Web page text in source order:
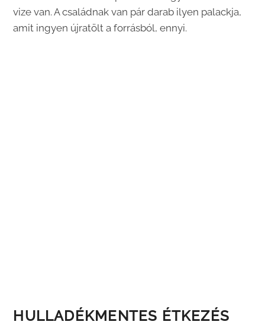
vize van. A családnak van pár darab ilyen palackja,
amit ingyen újratölt a forrásból, ennyi.
HULLADÉKMENTES ÉTKEZÉS